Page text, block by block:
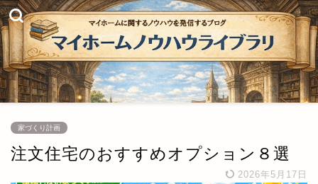
家づくり計画
注文住宅のおすすめオプション８選
2026年5月17日